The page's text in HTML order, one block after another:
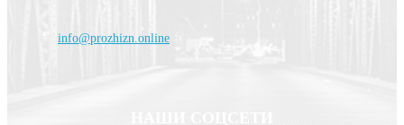
info@prozhizn.online